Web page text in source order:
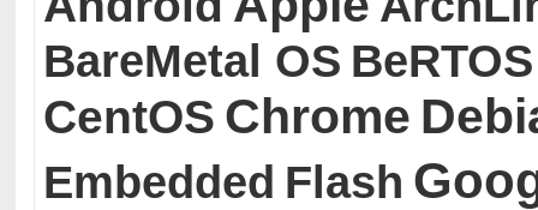
BareMetal OS BeRTOS
CentOS Chrome
Embedded Flash